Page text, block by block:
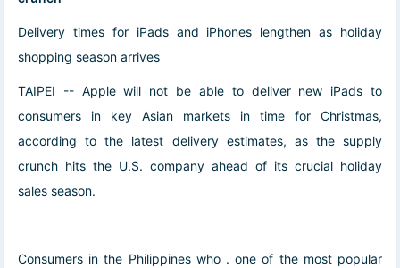
Delivery times for iPads and iPhones lengthen as holiday
shopping season arrives
TAIPEI -- Apple will not be able to deliver new iPads to
consumers in key Asian markets in time for Christmas,
according to the latest delivery estimates, as the supply
crunch hits the U.S. company ahead of its crucial holiday
sales season.
Consumers in the Philippines who . one of the most popular